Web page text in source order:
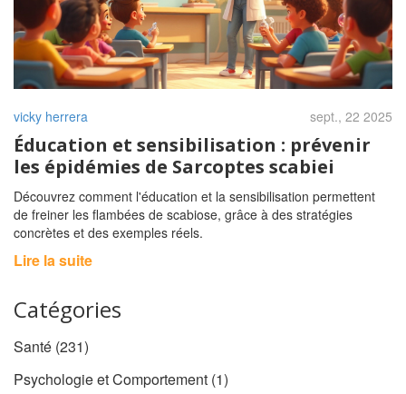
vicky herrera sept., 22 2025
Éducation et sensibilisation : prévenir
les épidémies de Sarcoptes scabiei
Découvrez comment l'éducation et la sensibilisation permettent
de freiner les flambées de scabiose, grâce à des stratégies
concrètes et des exemples réels.
Lire la suite
Catégories
Santé (231)
Psychologie et Comportement (1)